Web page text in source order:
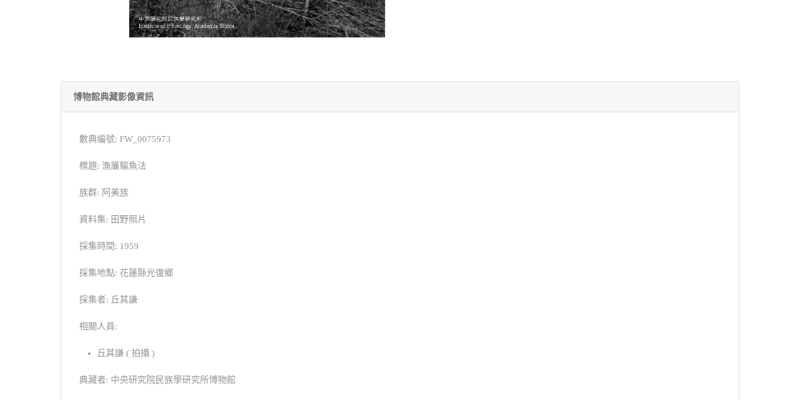
博物館典藏影像資訊
數典編號: FW_0075973
標題: 漁簾驅魚法
族群: 阿美族
資料集: 田野照片
採集時間: 1959
採集地點: 花蓮縣光復鄉
採集者: 丘其謙
相關人員:
丘其謙 ( 拍攝 )
典藏者: 中央研究院民族學研究所博物館